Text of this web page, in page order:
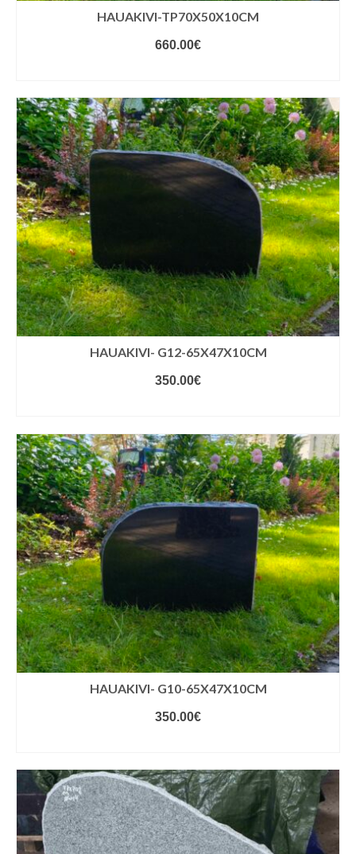
HAUAKIVI-TP70X50X10CM
660.00€
HAUAKIVI- G12-65X47X10CM
350.00€
HAUAKIVI- G10-65X47X10CM
350.00€